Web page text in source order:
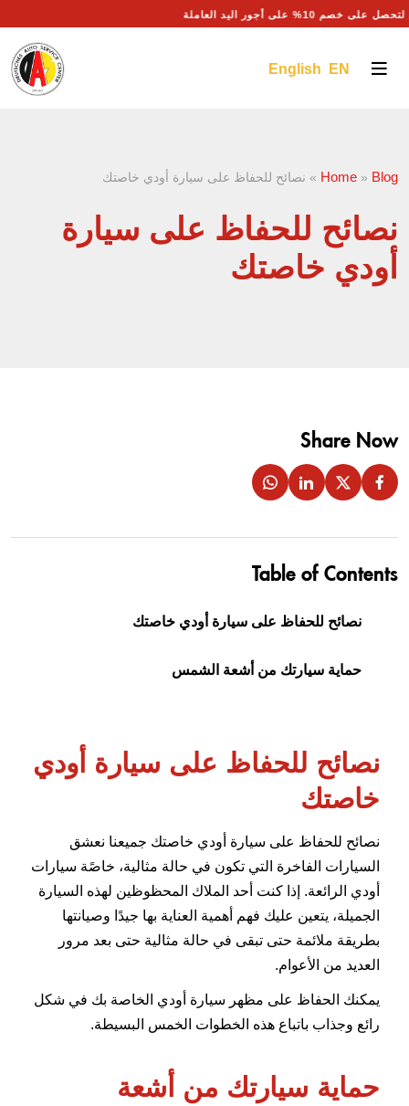
10% على أجور اليد العاملة
English EN
Home » Blog
» نصائح للحفاظ على سيارة أودي خاصتك
نصائح للحفاظ على سيارة
أودي خاصتك
Share Now
Table of Contents
نصائح للحفاظ على سيارة أودي خاصتك
حماية سيارتك من أشعة الشمس
نصائح للحفاظ على سيارة أودي
خاصتك
نصائح للحفاظ على سيارة أودي خاصتك جميعنا نعشق
السيارات الفاخرة التي تكون في حالة مثالية، خاصًة سيارات
أودي الرائعة. إذا كنت أحد الملاك المحظوظين لهذه السيارة
الجميلة، يتعين عليك فهم أهمية العناية بها جيدًا وصيانتها
بطريقة ملائمة حتى تبقى في حالة مثالية حتى بعد مرور
العديد من الأعوام.
يمكنك الحفاظ على مظهر سيارة أودي الخاصة بك في شكل
رائع وجذاب باتباع هذه الخطوات الخمس البسيطة.
حماية سيارتك من أشعة